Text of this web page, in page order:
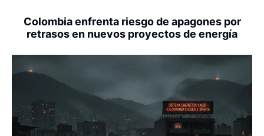
Colombia enfrenta riesgo de apagones por
retrasos en nuevos proyectos de energía